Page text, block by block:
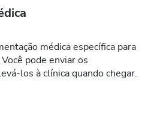
médica específica para
pode enviar os
los à clínica quando chegar.